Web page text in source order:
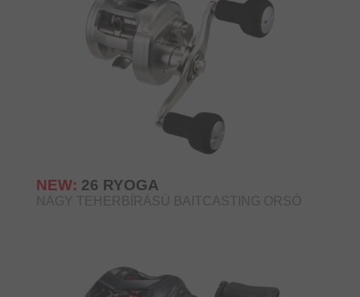
NEW: 26 RYOGA
NAGY TEHERBÍRÁSÚ BAITCASTING ORSÓ